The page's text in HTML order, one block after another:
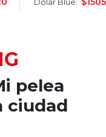
Dólar Blue:
pelea
ciudad